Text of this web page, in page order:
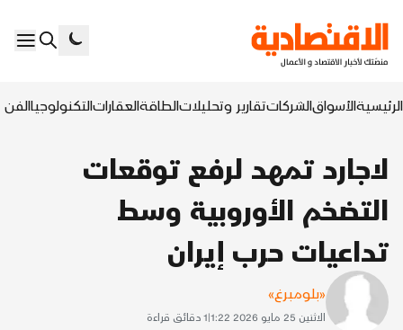
الرئيسيةالأسواقالشركاتتقارير وتحليلاتالطاقةالعقاراتالتكنولوجياالفن
لاجارد تمهد لرفع توقعات
التضخم الأوروبية وسط
تداعيات حرب إيران
«بلومبرغ»
الاثنين 25 مايو 2026 1:22 |
1 دقائق قراءة